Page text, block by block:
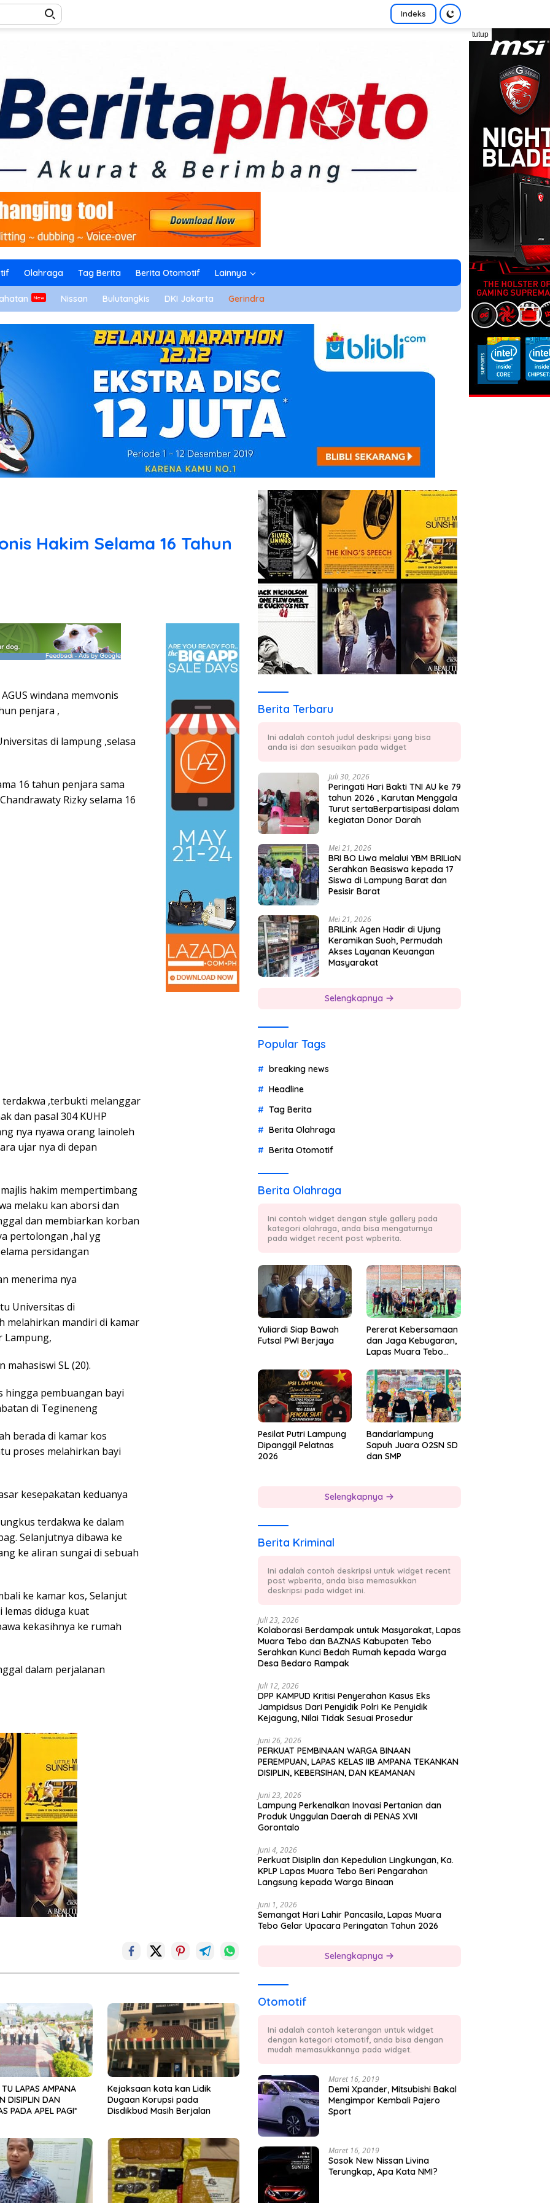
Indeks
tutup
Olahraga Tag Berita Berita Otomotif Lainnya
Nissan Bulutangkis DKI Jakarta Gerindra
Hakim Selama 16 Tahun
windana memvonis
penjara ,
di lampung ,selasa
16 tahun penjara sama
Rizky selama 16
terdakwa ,terbukti melanggar
dan pasal 304 KUHP
nya nyawa orang lainoleh
ujar nya di depan
hakim mempertimbang
melaku kan aborsi dan
dan membiarkan korban
pertolongan ,hal yg
persidangan
menerima nya
Universitas di
melahirkan mandiri di kamar
Lampung,
SL (20).
hingga pembuangan bayi
di Tegineneng
berada di kamar kos
proses melahirkan bayi
kesepakatan keduanya
terdakwa ke dalam
Selanjutnya dibawa ke
ke aliran sungai di sebuah
ke kamar kos, Selanjut
lemas diduga kuat
kekasihnya ke rumah
dalam perjalanan
LAPAS AMPANA
DISIPLIN DAN
PADA APEL PAGI*
Kejaksaan kata kan Lidik
Dugaan Korupsi pada
Disdikbud Masih Berjalan
Berita Terbaru
Ini adalah contoh judul deskripsi yang bisa
anda isi dan sesuaikan pada widget
Juli 30, 2026
Peringati Hari Bakti TNI AU ke 79
tahun 2026 , Karutan Menggala
Turut sertaBerpartisipasi dalam
kegiatan Donor Darah
Mei 21, 2026
BRI BO Liwa melalui YBM BRILiaN
Serahkan Beasiswa kepada 17
Siswa di Lampung Barat dan
Pesisir Barat
Mei 21, 2026
BRILink Agen Hadir di Ujung
Keramikan Suoh, Permudah
Akses Layanan Keuangan
Masyarakat
Selengkapnya
Popular Tags
breaking news
Headline
Tag Berita
Berita Olahraga
Berita Otomotif
Berita Olahraga
Ini contoh widget dengan style gallery pada
kategori olahraga, anda bisa mengaturnya
pada widget recent post wpberita.
Yuliardi Siap Bawah
Futsal PWI Berjaya
Pererat Kebersamaan
dan Jaga Kebugaran,
Lapas Muara Tebo
Bersama
Pesilat Putri Lampung
Dipanggil Pelatnas
2026
Bandarlampung
Sapuh Juara O2SN SD
dan SMP
Selengkapnya
Berita Kriminal
Ini adalah contoh deskripsi untuk widget recent
post wpberita, anda bisa memasukkan
deskripsi pada widget ini.
Juli 23, 2026
Kolaborasi Berdampak untuk Masyarakat, Lapas
Muara Tebo dan BAZNAS Kabupaten Tebo
Serahkan Kunci Bedah Rumah kepada Warga
Desa Bedaro Rampak
Juli 12, 2026
DPP KAMPUD Kritisi Penyerahan Kasus Eks
Jampidsus Dari Penyidik Polri Ke Penyidik
Kejagung, Nilai Tidak Sesuai Prosedur
Juni 26, 2026
PERKUAT PEMBINAAN WARGA BINAAN
PEREMPUAN, LAPAS KELAS IIB AMPANA TEKANKAN
DISIPLIN, KEBERSIHAN, DAN KEAMANAN
Juni 23, 2026
Lampung Perkenalkan Inovasi Pertanian dan
Produk Unggulan Daerah di PENAS XVII
Gorontalo
Juni 4, 2026
Perkuat Disiplin dan Kepedulian Lingkungan, Ka.
KPLP Lapas Muara Tebo Beri Pengarahan
Langsung kepada Warga Binaan
Juni 1, 2026
Semangat Hari Lahir Pancasila, Lapas Muara
Tebo Gelar Upacara Peringatan Tahun 2026
Selengkapnya
Otomotif
Ini adalah contoh keterangan untuk widget
dengan kategori otomotif, anda bisa dengan
mudah memasukkannya pada widget.
Maret 16, 2019
Demi Xpander, Mitsubishi Bakal
Mengimpor Kembali Pajero
Sport
Maret 16, 2019
Sosok New Nissan Livina
Terungkap, Apa Kata NMI?